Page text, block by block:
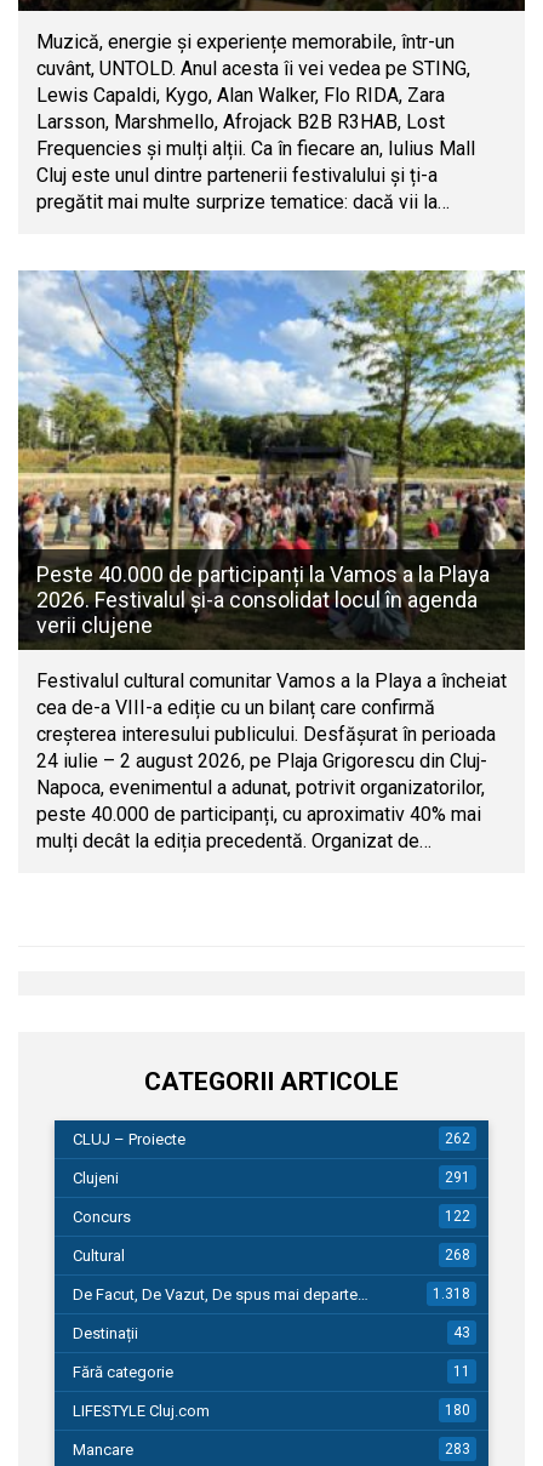
Muzică, energie și experiențe memorabile, într-un
cuvânt, UNTOLD. Anul acesta îi vei vedea pe STING,
Lewis Capaldi, Kygo, Alan Walker, Flo RIDA, Zara
Larsson, Marshmello, Afrojack B2B R3HAB, Lost
Frequencies și mulți alții. Ca în fiecare an, Iulius Mall
Cluj este unul dintre partenerii festivalului și ți-a
pregătit mai multe surprize tematice: dacă vii la…
Peste 40.000 de participanți la Vamos a la Playa
2026. Festivalul și-a consolidat locul în agenda
verii clujene
Festivalul cultural comunitar Vamos a la Playa a încheiat
cea de-a VIII-a ediție cu un bilanț care confirmă
creșterea interesului publicului. Desfășurat în perioada
24 iulie – 2 august 2026, pe Plaja Grigorescu din Cluj-
Napoca, evenimentul a adunat, potrivit organizatorilor,
peste 40.000 de participanți, cu aproximativ 40% mai
mulți decât la ediția precedentă. Organizat de…
CATEGORII ARTICOLE
CLUJ – Proiecte 262
Clujeni 291
Concurs 122
Cultural 268
De Facut, De Vazut, De spus mai departe… 1.318
Destinații 43
Fără categorie 11
LIFESTYLE Cluj.com 180
Mancare 283